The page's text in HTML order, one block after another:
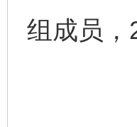
组成员，